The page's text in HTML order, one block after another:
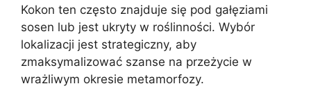
Kokon ten często znajduje się pod gałęziami
sosen lub jest ukryty w roślinności. Wybór
lokalizacji jest strategiczny, aby
zmaksymalizować szanse na przeżycie w
wrażliwym okresie metamorfozy.